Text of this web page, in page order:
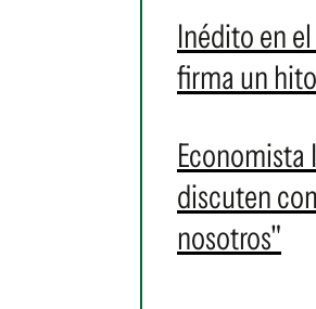
Inédito en
firma un
Economista
discuten
nosotros"